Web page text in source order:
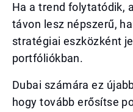
Ha a trend folytatódik,
távon lesz népszerű,
stratégiai eszközként
portfóliókban.
Dubai számára ez
hogy tovább erősítse